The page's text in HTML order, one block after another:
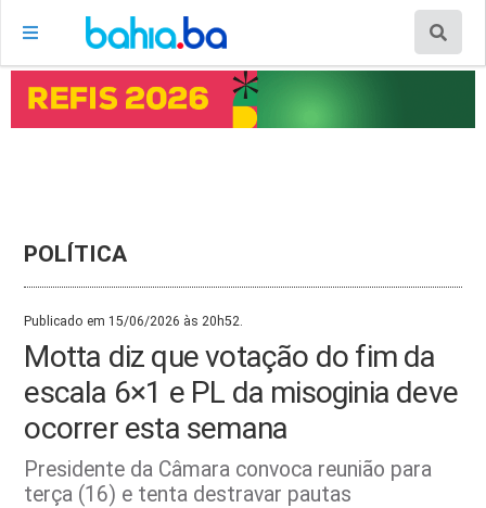
POLÍTICA
Publicado em 15/06/2026 às 20h52.
Motta diz que votação do fim da
escala 6×1 e PL da misoginia deve
ocorrer esta semana
Presidente da Câmara convoca reunião para
terça (16) e tenta destravar pautas